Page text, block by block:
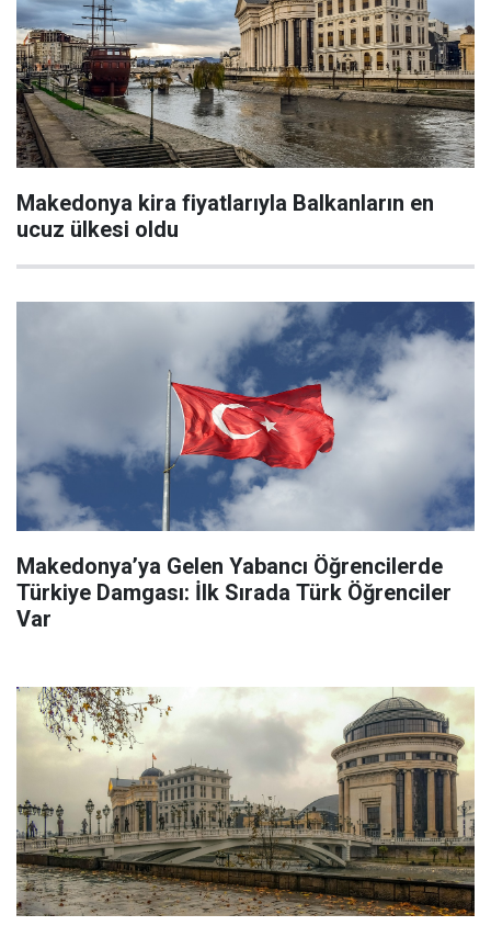
Makedonya kira fiyatlarıyla Balkanların en
ucuz ülkesi oldu
Makedonya’ya Gelen Yabancı Öğrencilerde
Türkiye Damgası: İlk Sırada Türk Öğrenciler
Var